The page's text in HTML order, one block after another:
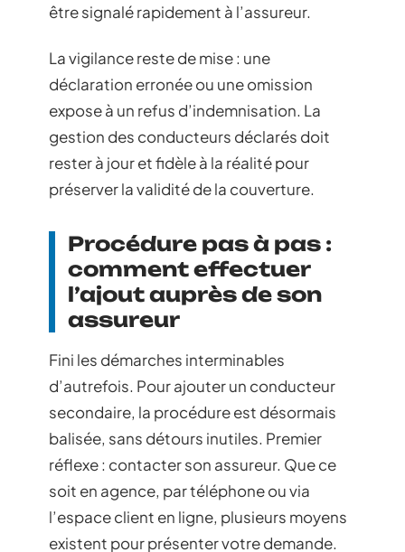
être signalé rapidement à l’assureur.
La vigilance reste de mise : une
déclaration erronée ou une omission
expose à un refus d’indemnisation. La
gestion des conducteurs déclarés doit
rester à jour et fidèle à la réalité pour
préserver la validité de la couverture.
Procédure pas à pas :
comment effectuer
l’ajout auprès de son
assureur
Fini les démarches interminables
d’autrefois. Pour ajouter un conducteur
secondaire, la procédure est désormais
balisée, sans détours inutiles. Premier
réflexe : contacter son assureur. Que ce
soit en agence, par téléphone ou via
l’espace client en ligne, plusieurs moyens
existent pour présenter votre demande.